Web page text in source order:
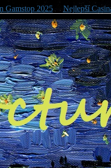
Gamstop 2025 Nejlepší